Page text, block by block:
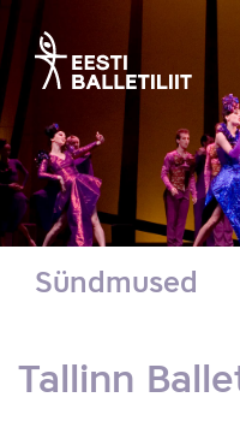
Sündmused
Tallinn